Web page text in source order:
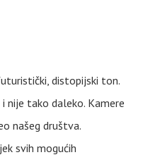
distopijski ton.
nije tako daleko. Kamere
našeg društva.
svih mogućih